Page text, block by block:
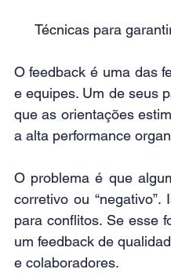
Técnicas para
O feedback é uma das
e equipes. Um de seus
que as orientações
a alta performance
O problema é que
corretivo ou
para conflitos. Se esse
um feedback de
e colaboradores.